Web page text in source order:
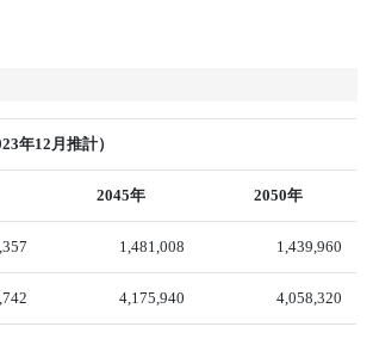
年12月推計）
2045年 2050年
1,481,008 1,439,960
4,175,940 4,058,320